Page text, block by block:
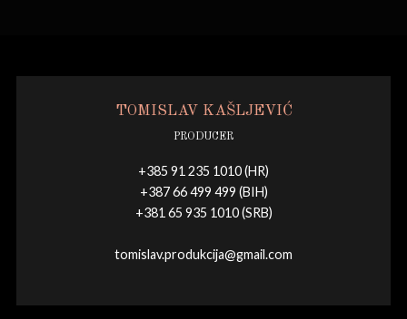
TOMISLAV KAŠLJEVIĆ
PRODUCER
+385 91 235 1010 (HR)
+387 66 499 499 (BIH)
+381 65 935 1010 (SRB)
tomislav.produkcija@gmail.com